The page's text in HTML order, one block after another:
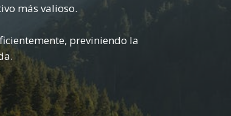
más valioso.
previniendo la